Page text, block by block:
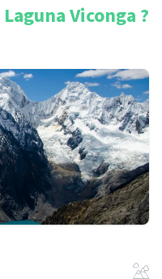
Laguna Viconga ?